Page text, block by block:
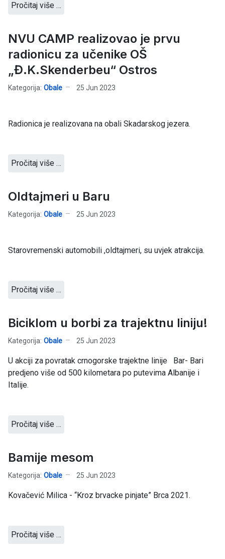
Pročitaj više …
NVU CAMP realizovao je prvu
radionicu za učenike OŠ
„Đ.K.Skenderbeu“ Ostros
Kategorija: Obale 25 Jun 2023
Radionica je realizovana na obali Skadarskog jezera.
Pročitaj više …
Oldtajmeri u Baru
Kategorija: Obale 25 Jun 2023
Starovremenski automobili ,oldtajmeri, su uvjek atrakcija.
Pročitaj više …
Biciklom u borbi za trajektnu liniju!
Kategorija: Obale 25 Jun 2023
U akciji za povratak crnogorske trajektne linije Bar- Bari
predjeno više od 500 kilometara po putevima Albanije i
Italije.
Pročitaj više …
Bamije mesom
Kategorija: Obale 25 Jun 2023
Kovačević Milica - “Kroz brvacke pinjate” Brca 2021.
Pročitaj više …